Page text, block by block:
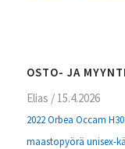
OSTO- JA
Elias / 15.4.2026
2022 Orbea Occam
maastopyörä unisex-